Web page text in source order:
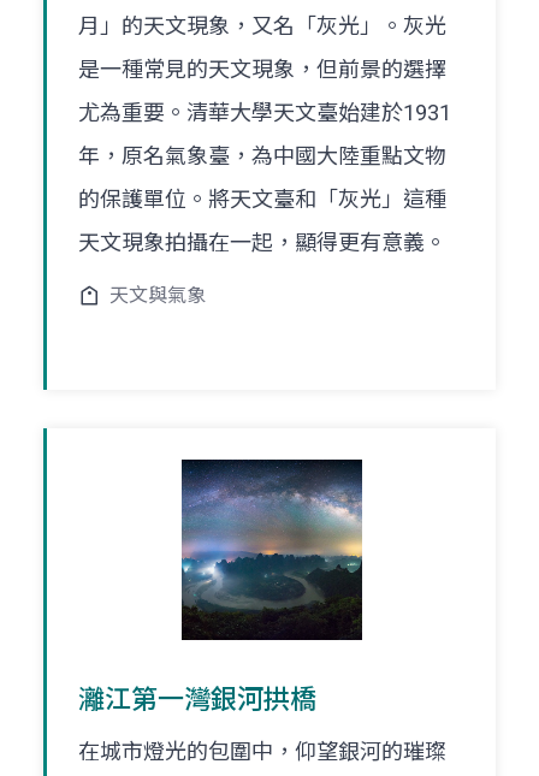
月」的天文現象，又名「灰光」。灰光
是一種常見的天文現象，但前景的選擇
尤為重要。清華大學天文臺始建於1931
年，原名氣象臺，為中國大陸重點文物
的保護單位。將天文臺和「灰光」這種
天文現象拍攝在一起，顯得更有意義。
天文與氣象
灕江第一灣銀河拱橋
在城市燈光的包圍中，仰望銀河的璀璨